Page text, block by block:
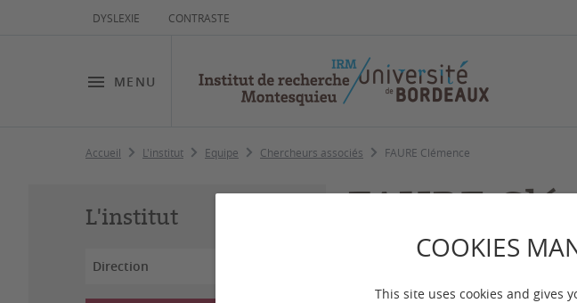
COOKIES
This site uses cookies and gives
DYSLEXIE CONTRASTE
MENU
Accueil L'institut Equipe Chercheurs associés FAURE Clémence
L'institut
Direction
FAURE